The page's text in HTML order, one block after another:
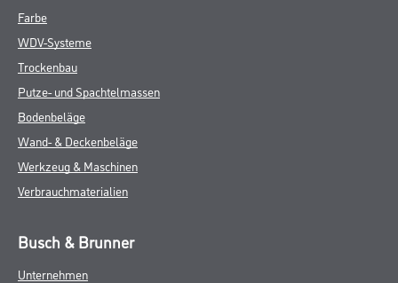
Farbe
WDV-Systeme
Trockenbau
Putze- und Spachtelmassen
Bodenbeläge
Wand- & Deckenbeläge
Werkzeug & Maschinen
Verbrauchmaterialien
Busch & Brunner
Unternehmen